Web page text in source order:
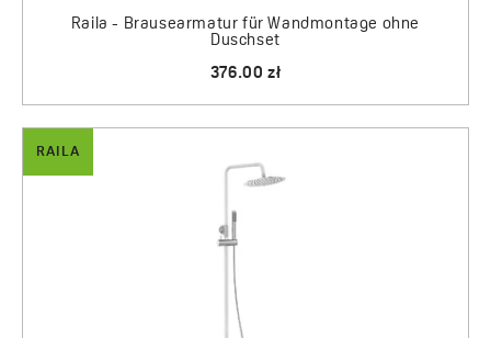
Raila - Brausearmatur für Wandmontage ohne
Duschset
376.00 zł
RAILA